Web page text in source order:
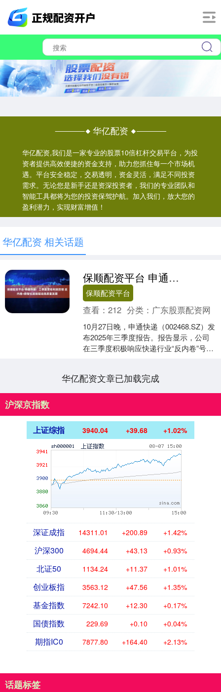
华亿配资
华亿配资,我们是一家专业的股票10倍杠杆交易平台，为投
资者提供高效便捷的资金支持，助力您抓住每一个市场机
遇。平台安全稳定，交易透明，资金灵活，满足不同投资
需求。无论您是新手还是资深投资者，我们的专业团队和
智能工具都将为您的投资保驾护航。加入我们，放大您的
盈利潜力，实现财富增值！
华亿配资 相关话题
保顺配资平台 申通快递：三季度营收利润双增 反内卷+数智化赋能驱动高质量发展
保顺配资平台
查看：212 分类： 广东股票配资网
10月27日晚，申通快递（002468.SZ）发
布2025年三季度报告。报告显示，公司
在三季度积极响应快递行业“反内卷”号
华亿配资文章已加载完成
沪深京指数
上证综指 3940.04 +39.68 +1.02%
深证成指 14311.01 +200.89 +1.42%
沪深300 4694.44 +43.13 +0.93%
北证50 1134.24 +11.37 +1.01%
创业板指 3563.12 +47.56 +1.35%
基金指数 7242.10 +12.30 +0.17%
国债指数 229.69 +0.10 +0.04%
期指IC0 7877.80 +164.40 +2.13%
话题标签